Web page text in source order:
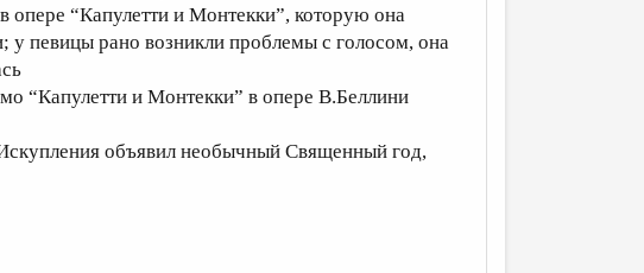
“Капулетти и Монтекки”, которую она
у певицы рано возникли проблемы с голосом, она
“Капулетти и Монтекки” в опере В.Беллини
объявил необычный Священный год,